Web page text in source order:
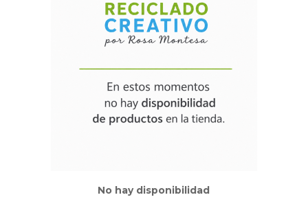
No hay disponibilidad